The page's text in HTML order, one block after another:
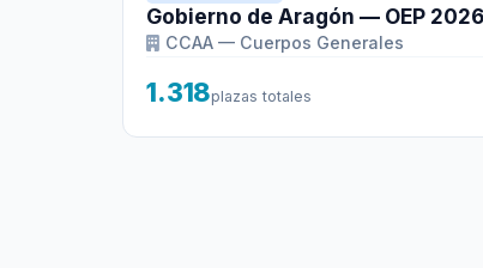
Gobierno de Aragón — OEP 2026
CCAA — Cuerpos Generales
1.318plazas totales